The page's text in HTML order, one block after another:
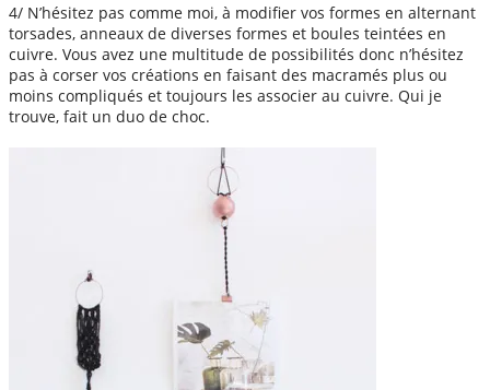
4/ N’hésitez pas comme moi, à modifier vos formes en alternant
torsades, anneaux de diverses formes et boules teintées en
cuivre. Vous avez une multitude de possibilités donc n’hésitez
pas à corser vos créations en faisant des macramés plus ou
moins compliqués et toujours les associer au cuivre. Qui je
trouve, fait un duo de choc.